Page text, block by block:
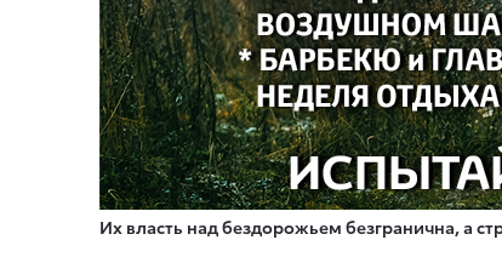
Их власть над бездорожьем безгранична, а